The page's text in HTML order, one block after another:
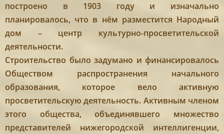
построено в 1903 году и изначально
планировалось, что в нём разместится Народный
дом – центр культурно-просветительской
деятельности.
Строительство было задумано и финансировалось
Обществом распространения начального
образования, которое вело активную
просветительскую деятельность. Активным членом
этого общества, объединявшего множество
представителей нижегородской интеллигенции,